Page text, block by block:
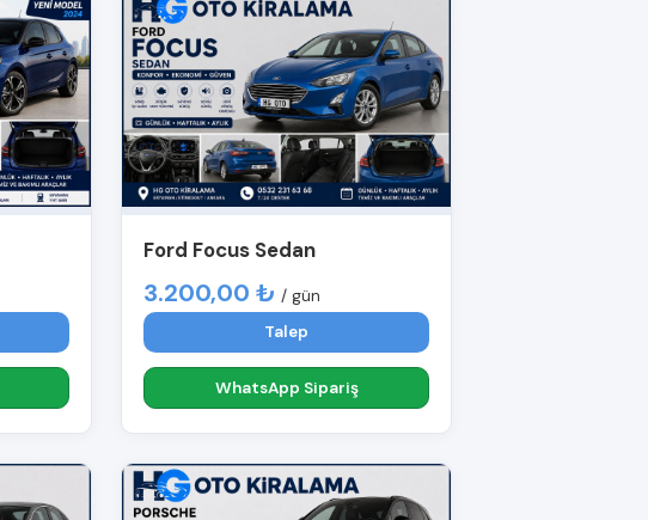
Ford Focus Sedan
3.200,00 ₺ / gün
Talep
WhatsApp Sipariş